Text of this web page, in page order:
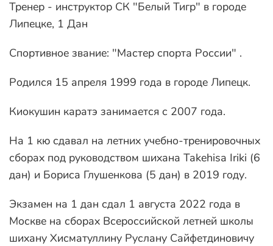
Тренер - инструктор СК "Белый Тигр" в городе
Липецке, 1 Дан
Спортивное звание: "Мастер спорта России" .
Родился 15 апреля 1999 года в городе Липецк.
Киокушин каратэ занимается с 2007 года.
На 1 кю сдавал на летних учебно-тренировочных
сборах под руководством шихана Takehisa Iriki (6
дан) и Бориса Глушенкова (5 дан) в 2019 году.
Экзамен на 1 дан сдал 1 августа 2022 года в
Москве на сборах Всероссийской летней школы
шихану Хисматуллину Руслану Сайфетдиновичу